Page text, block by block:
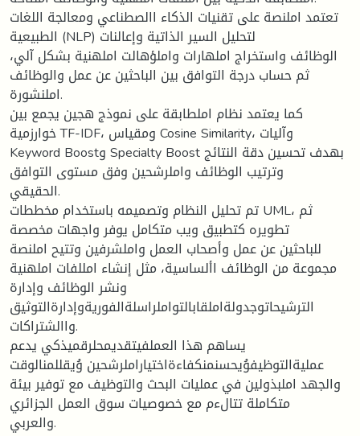
تعتمد املنصة على تقنيات الذكاء االصطناعي ومعالجة اللغات
الطبيعية (NLP) لتحليل السير الذاتية وإعالنات
الوظائف واستخراج املهارات واملؤهالت املهنية بشكل آلي،
ثم حساب درجة التوافق بين الباحثين عن عمل والوظائف
املنشورة.
كما يعتمد نظام املطابقة على نموذج هجين يجمع بين
خوارزمية TF-IDF، ومقياس Cosine Similarity، وآليات
Keyword Boostو Specialty Boost بهدف تحسين دقة النتائج
وترتيب الوظائف واملرشحين وفق مستوى التوافق
الحقيقي.
تم تحليل النظام وتصميمه باستخدام مخططات UML، ثم
تطويره كتطبيق ويب متكامل يوفر واجهات مخصصة
للباحثين عن عمل وأصحاب العمل واملشرفين وتتيح املنصة
مجموعة من الوظائف األساسية، مثل إنشاء امللفات املهنية
ونشر الوظائف وإدارة
الترشيحاتوجدولةاملقابالتواملراسلةالفوريةوإدارةالتوثيق
واالشتراكات.
يساهم هذا العملفيتقديمحلرقميذكي يدعم
عمليةالتوظيفوُيحسنمنكفاءةاختياراملرشحين وُيقللمنالوقت
والجهد املبذولين في عمليات البحث والتوظيف مع توفير بيئة
متكاملة تتالءم مع خصوصيات سوق العمل الجزائري
والعربي.